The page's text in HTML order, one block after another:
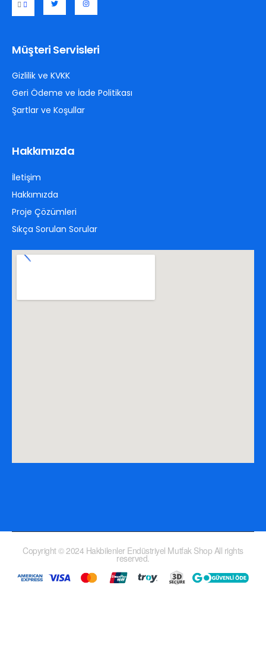
Müşteri Servisleri
Gizlilik ve KVKK
Geri Ödeme ve İade Politikası
Şartlar ve Koşullar
Hakkımızda
İletişim
Hakkımızda
Proje Çözümleri
Sıkça Sorulan Sorular
Copyright © 2024 Hakbilenler Endüstriyel Mutfak Shop All rights
reserved.